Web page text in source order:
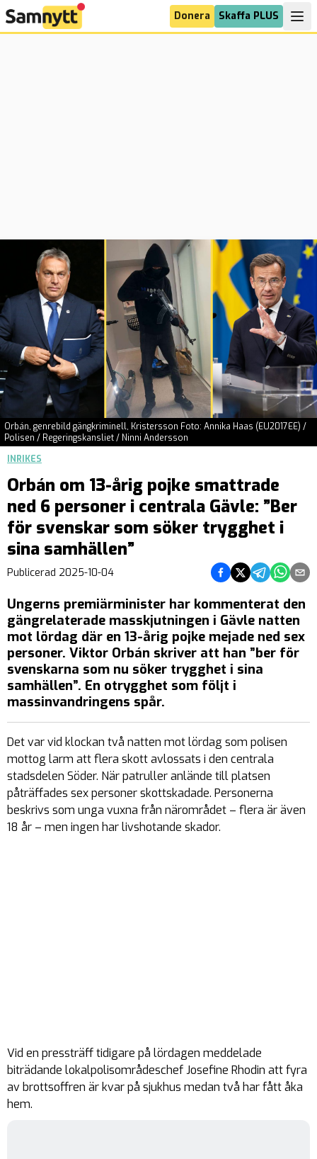
Donera Skaffa PLUS
Orbán, genrebild gängkriminell, Kristersson Foto: Annika Haas (EU2017EE) /
Polisen / Regeringskansliet / Ninni Andersson
INRIKES
Orbán om 13-årig pojke smattrade
ned 6 personer i centrala Gävle: ”Ber
för svenskar som söker trygghet i
sina samhällen”
Publicerad 2025-10-04 Dela på Facebook
Dela på Twitter
Dela påDela på
Dela
Ungerns premiärminister har kommenterat den
gängrelaterade masskjutningen i Gävle natten
mot lördag där en 13-årig pojke mejade ned sex
personer. Viktor Orbán skriver att han ”ber för
svenskarna som nu söker trygghet i sina
samhällen”. En otrygghet som följt i
massinvandringens spår.
Det var vid klockan två natten mot lördag som polisen
mottog larm att flera skott avlossats i den centrala
stadsdelen Söder. När patruller anlände till platsen
påträffades sex personer skottskadade. Personerna
beskrivs som unga vuxna från närområdet – flera är även
18 år – men ingen har livshotande skador.
Vid en pressträff tidigare på lördagen meddelade
biträdande lokalpolisområdeschef Josefine Rhodin att fyra
av brottsoffren är kvar på sjukhus medan två har fått åka
hem.